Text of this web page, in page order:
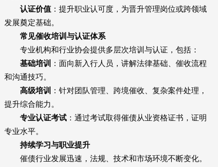
认证价值：提升职业认可度，为晋升管理岗位或跨领域
发展奠定基础。
常见催收培训与认证体系
专业机构和行业协会提供多层次培训与认证，包括：
基础培训
：面向新入行人员，讲解法律基础、催收流程
和沟通技巧。
高级培训
：针对团队管理、跨境催收、复杂案件处理，
提升综合能力。
专业认证考试：通过考试取得催债从业资格证书，证明
专业水平。
持续学习与职业提升
催债行业发展迅速，法规、技术和市场环境不断变化。